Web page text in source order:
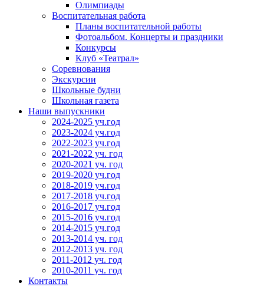
Олимпиады
Воспитательная работа
Планы воспитательной работы
Фотоальбом. Концерты и праздники
Конкурсы
Клуб «Театрал»
Соревнования
Экскурсии
Школьные будни
Школьная газета
Наши выпускники
2024-2025 уч.год
2023-2024 уч.год
2022-2023 уч.год
2021-2022 уч. год
2020-2021 уч. год
2019-2020 уч.год
2018-2019 уч.год
2017-2018 уч.год
2016-2017 уч.год
2015-2016 уч.год
2014-2015 уч.год
2013-2014 уч. год
2012-2013 уч. год
2011-2012 уч. год
2010-2011 уч. год
Контакты